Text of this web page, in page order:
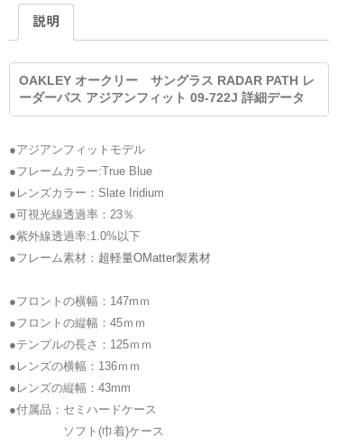
説明
OAKLEY オークリー サングラス RADAR PATH レ
ーダーパス アジアンフィット 09-722J 詳細データ
●アジアンフィットモデル
●フレームカラー:True Blue
●レンズカラー：Slate Iridium
●可視光線透過率：23％
●紫外線透過率:1.0%以下
●フレーム素材： 超軽量OMatter製素材
●フロントの横幅：147mｍ
●フロントの縦幅：45ｍｍ
●テンプルの長さ：125ｍｍ
●レンズの横幅：136ｍｍ
●レンズの縦幅：43mm
●付属品：セミハードケース
ソフト(巾着)ケース